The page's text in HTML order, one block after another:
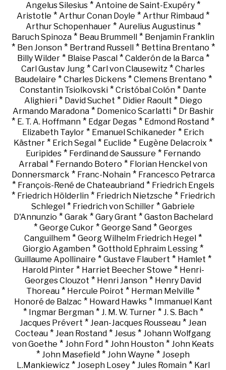
Angelus Silesius * Antoine de Saint-Exupéry *
Aristotle * Arthur Conan Doyle * Arthur Rimbaud *
Arthur Schopenhauer* Aurelius Augustinus*
Baruch Spinoza * Beau Brummell * Benjamin Franklin
* Ben Jonson* Bertrand Russell * Bettina Brentano *
Billy Wilder* Blaise Pascal* Calderón de la Barca*
Carl Gustav Jung * Carl von Clausewitz * Charles
Baudelaire * Charles Dickens* Clemens Brentano *
Constantin Tsiolkovski * Cristóbal Colón * Dante
Alighieri* David Suchet * Didier Raoult * Diego
Armando Maradona* Domenico Scarlatti* Dr Bashir
* E. T. A. Hoffmann * Edgar Degas * Edmond Rostand *
Elizabeth Taylor * Emanuel Schikaneder * Erich
Kästner * Erich Segal * Euclide * Eugène Delacroix *
Euripides* Ferdinand de Saussure * Fernando
Arrabal * Fernando Botero * Florian Henckel von
Donnersmarck * Franc-Nohain* Francesco Petrarca
* François-René de Chateaubriand* Friedrich Engels
* Friedrich Hölderlin* Friedrich Nietzsche * Friedrich
Schlegel * Friedrich von Schiller * Gabriele
D'Annunzio * Garak * Gary Grant * Gaston Bachelard
* George Cukor * George Sand * Georges
Canguilhem * Georg Wilhelm Friedrich Hegel *
Giorgio Agamben * Gotthold Ephraim Lessing *
Guillaume Apollinaire * Gustave Flaubert * Hamlet *
Harold Pinter* Harriet Beecher Stowe * Henri-
Georges Clouzot * Henri Janson * Henry David
Thoreau * Hercule Poirot * Herman Melville *
Honoré de Balzac * Howard Hawks* Immanuel Kant
* Ingmar Bergman* J. M. W. Turner* J. S. Bach*
Jacques Prévert * Jean-Jacques Rousseau * Jean
Cocteau * Jean Rostand * Jesus * Johann Wolfgang
von Goethe * John Ford * John Houston * John Keats
* John Masefield * John Wayne * Joseph
L.Mankiewicz* Joseph Losey* Jules Romain* Karl